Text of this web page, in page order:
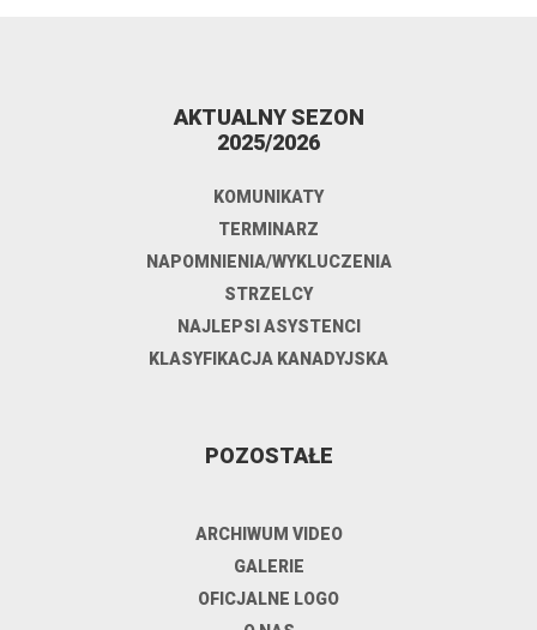
AKTUALNY SEZON
2025/2026
KOMUNIKATY
TERMINARZ
NAPOMNIENIA/WYKLUCZENIA
STRZELCY
NAJLEPSI ASYSTENCI
KLASYFIKACJA KANADYJSKA
POZOSTAŁE
ARCHIWUM VIDEO
GALERIE
OFICJALNE LOGO